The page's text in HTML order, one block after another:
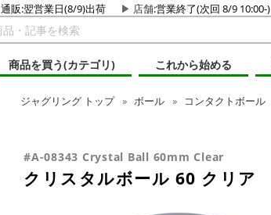
通販:翌営業日(8/9)出荷 店舗:営業終了(次回 8/9 10:00-)
商品を買う(カテゴリ)
これから始める
ジャグリング トップ ボール コンタクトボール
#A-08343 Crystal Ball 60mm Clear
クリスタルボール 60 クリア